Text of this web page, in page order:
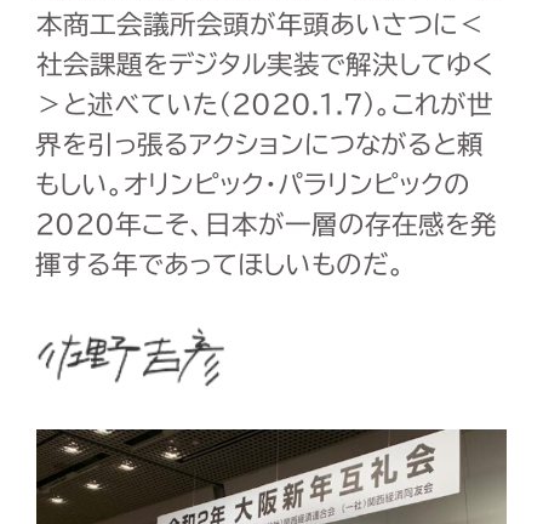
本商工会議所会頭が年頭あいさつに＜
社会課題をデジタル実装で解決してゆく
＞と述べていた（2020.1.7）。これが世
界を引っ張るアクションにつながると頼
もしい。オリンピック・パラリンピックの
2020年こそ、日本が一層の存在感を発
揮する年であってほしいものだ。